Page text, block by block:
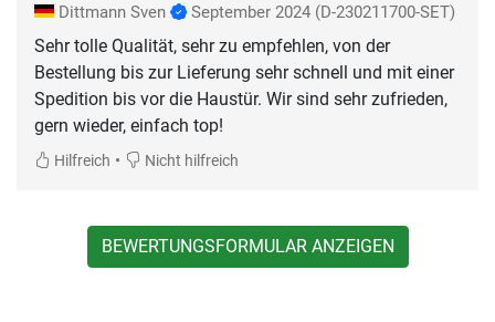
Dittmann Sven September 2024 (D-230211700-SET)
Sehr tolle Qualität, sehr zu empfehlen, von der
Bestellung bis zur Lieferung sehr schnell und mit einer
Spedition bis vor die Haustür. Wir sind sehr zufrieden,
gern wieder, einfach top!
Hilfreich • Nicht hilfreich
BEWERTUNGSFORMULAR ANZEIGEN